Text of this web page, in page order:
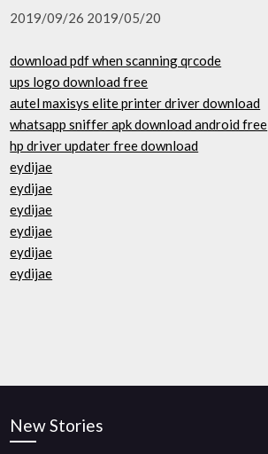
2019/09/26 2019/05/20
download pdf when scanning qrcode
ups logo download free
autel maxisys elite printer driver download
whatsapp sniffer apk download android free
hp driver updater free download
eydijae
eydijae
eydijae
eydijae
eydijae
eydijae
New Stories